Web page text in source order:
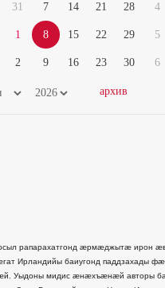
31
1
2
7
8
9
14
15
16
21
22
23
28
29
30
4
5
6
рапарахатгонд æрмæджытæ ирон
Ирландийы баиугонд паддзахады
Уыдоны мидис æнæхъæнæй авторы